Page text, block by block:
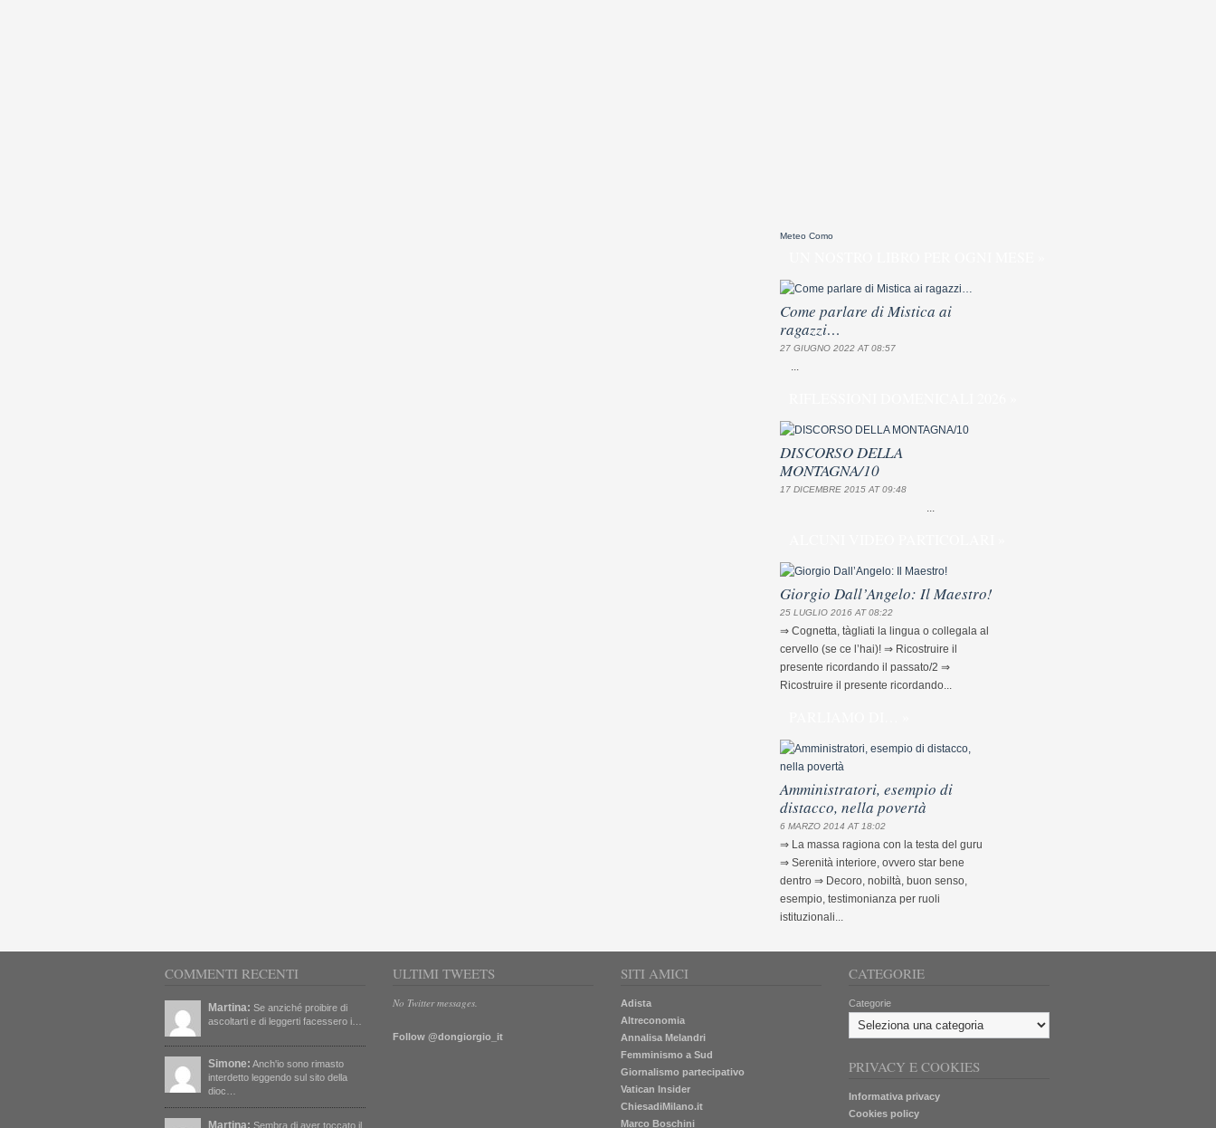
Meteo Como
Come parlare di Mistica ai
ragazzi…
27 GIUGNO 2022 AT 08:57
DISCORSO DELLA
MONTAGNA/10
17 DICEMBRE 2015 AT 09:48
Giorgio Dall’Angelo: Il Maestro!
25 LUGLIO 2016 AT 08:22
⇒ Cognetta, tàgliati la lingua o collegala al
cervello (se ce l’hai)! ⇒ Ricostruire il
presente ricordando il passato/2 ⇒
Ricostruire il presente ricordando...
Amministratori, esempio di
distacco, nella povertà
6 MARZO 2014 AT 18:02
⇒ La massa ragiona con la testa del guru
⇒ Serenità interiore, ovvero star bene
dentro ⇒ Decoro, nobiltà, buon senso,
esempio, testimonianza per ruoli
istituzionali...
COMMENTI RECENTI
Martina: Se anziché proibire di
ascoltarti e di leggerti facessero i…
Simone: Anch'io sono rimasto
interdetto leggendo sul sito della
dioc…
Martina: Sembra di aver toccato il
ULTIMI TWEETS
No Twitter messages.
Follow @dongiorgio_it
SITI AMICI
Adista
Altreconomia
Annalisa Melandri
Femminismo a Sud
Giornalismo partecipativo
Vatican Insider
ChiesadiMilano.it
Marco Boschini
CATEGORIE
Categorie
PRIVACY E COOKIES
Informativa privacy
Cookies policy